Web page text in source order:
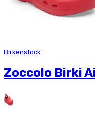
Birkenstock
Zoccolo Birki